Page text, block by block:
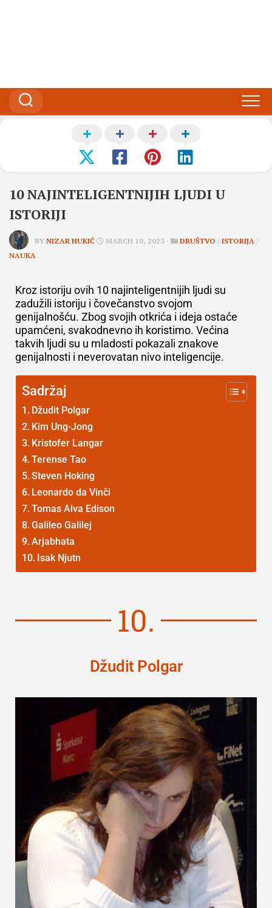
10 NAJINTELIGENTNIJIH LJUDI U
ISTORIJI
BY NIZAR HUKIĆ MARCH 10, 2023 · DRUŠTVO / ISTORIJA /
NAUKA
Kroz istoriju ovih 10 najinteligentnijih ljudi su
zadužili istoriju i čovečanstvo svojom
genijalnošću. Zbog svojih otkrića i ideja ostaće
upamćeni, svakodnevno ih koristimo. Većina
takvih ljudi su u mladosti pokazali znakove
genijalnosti i neverovatan nivo inteligencije.
Sadržaj
Džudit Polgar
Kim Ung-Jong
Kristofer Langar
Terense Tao
Steven Hoking
Leonardo da Vinči
Tomas Alva Edison
Galileo Galilej
Arjabhata
Isak Njutn
10.
Džudit Polgar